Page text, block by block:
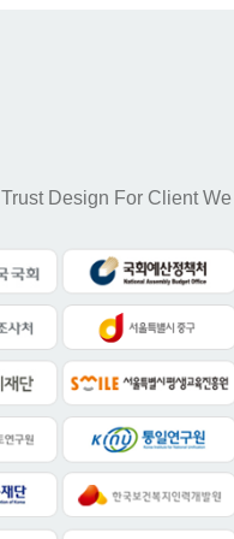
Trust Design For Client